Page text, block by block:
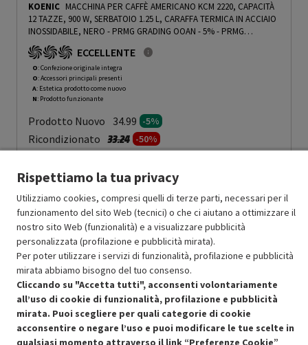
KOENIC MACCHINA PER CAFFÈ AMERICANO KCM 2220, CAPACITÀ
12 TAZZE, 900 W, SERBATOIO 1.25 L, CARAFFA TERMICA IN ACCIAIO
INOSSIDABILE, NERO - PRMG GRADING OOAN - 5%- PRMG
GRADING OOAN - 5%
ECCELLENTE
O: Confezione originale integra
O: Accessori principali presenti
A: Estetica prodotto come nuovo
N: Prodotto funzionante
Prodotto Nuovo 34.99 -5%
Ricondizionato Prezzo ridotto da
33.24a-50%
16.62
SCONTO RICONDIZIONATI
Approfitta dello sconto del 50% sul prodotto ricondizionato.
Rispettiamo la tua privacy
Utilizziamo cookies, compresi quelli di terze parti, necessari per il
funzionamento del sito Web (tecnici) o che ci aiutano a ottimizzare il
nostro sito Web (funzionalità) e a visualizzare pubblicità
personalizzata (profilazione e pubblicità mirata).
Per poter utilizzare i servizi di funzionalità, profilazione e pubblicità
mirata abbiamo bisogno del tuo consenso.
Cliccando su "Accetta tutti", acconsenti volontariamente
all’uso di cookie di funzionalità, profilazione e pubblicità
mirata. Puoi scegliere per quali categorie di cookie
acconsentire o negare l’uso e puoi modificare le tue scelte in
qualsiasi momento attraverso il link “Preferenze Cookie”